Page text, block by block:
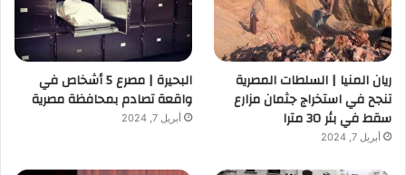
ريان المنيا | السلطات المصرية
تنجح في استخراج جثمان مزارع
سقط في بئر 30 مترا
أبريل 7, 2024
البحيرة | مصرع 5 أشخاص في
واقعة تصادم بمحافظة مصرية
أبريل 7, 2024